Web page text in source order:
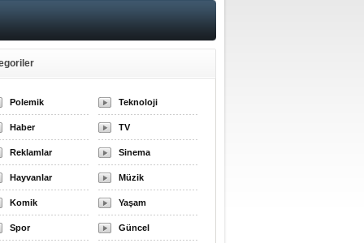
Polemik Teknoloji
Haber TV
Reklamlar Sinema
Hayvanlar Müzik
Komik Yaşam
Spor Güncel